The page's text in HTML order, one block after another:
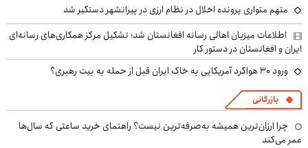
متهم متواری پرونده اخلال در نظام ارزی در پیرانشهر دستگیر شد
اطلاعات میزبان اهالی رسانه افغانستان شد؛ تشکیل مرکز همکاری‌های رسانه‌ای
ایران و افغانستان در دستور کار
ورود ۳۰ هواگرد آمریکایی به خاک ایران قبل از حمله به بیت رهبری؟
بازرگانی
چرا ارزان‌ترین همیشه به‌صرفه‌ترین نیست؟ راهنمای خرید ساعتی که سال‌ها
عمر می‌کند